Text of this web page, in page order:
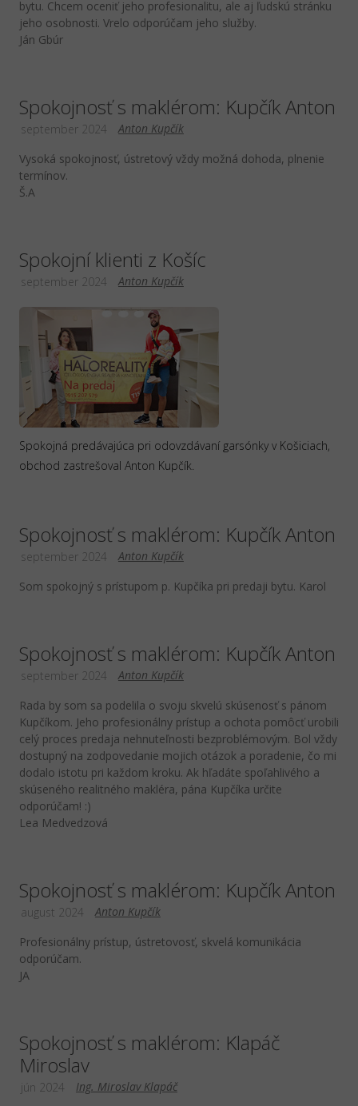
bytu. Chcem oceniť jeho profesionalitu, ale aj ľudskú stránku
jeho osobnosti. Vrelo odporúčam jeho služby.
Ján Gbúr
Spokojnosť s maklérom: Kupčík Anton
Anton Kupčík
september 2024
Vysoká spokojnosť, ústretový vždy možná dohoda, plnenie
termínov.
Š.A
Spokojní klienti z Košíc
Anton Kupčík
september 2024
Spokojná predávajúca pri odovzdávaní garsónky v Košiciach,
obchod zastrešoval Anton Kupčík.
Spokojnosť s maklérom: Kupčík Anton
Anton Kupčík
september 2024
Som spokojný s prístupom p. Kupčíka pri predaji bytu. Karol
Spokojnosť s maklérom: Kupčík Anton
Anton Kupčík
september 2024
Rada by som sa podelila o svoju skvelú skúsenosť s pánom
Kupčíkom. Jeho profesionálny prístup a ochota pomôcť urobili
celý proces predaja nehnuteľnosti bezproblémovým. Bol vždy
dostupný na zodpovedanie mojich otázok a poradenie, čo mi
dodalo istotu pri každom kroku. Ak hľadáte spoľahlivého a
skúseného realitného makléra, pána Kupčíka určite
odporúčam! :)
Lea Medvedzová
Spokojnosť s maklérom: Kupčík Anton
Anton Kupčík
august 2024
Profesionálny prístup, ústretovosť, skvelá komunikácia
odporúčam.
JA
Spokojnosť s maklérom: Klapáč
Miroslav
Ing. Miroslav Klapáč
jún 2024